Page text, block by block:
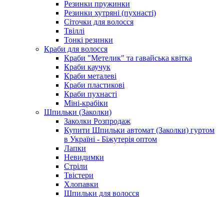
Резинки пружинки
Резинки хутряні (пухнасті)
Сіточки для волосся
Твіллі
Тонкі резинки
Краби для волосся
Краби "Метелик" та гавайська квітка
Краби каучук
Краби металеві
Краби пластикові
Краби пухнасті
Міні-крабіки
Шпильки (Заколки)
Заколки Розпродаж
Купити Шпильки автомат (Заколки) гуртом
в Україні - Біжутерія оптом
Лапки
Невидимки
Стріли
Твістери
Хлопавки
Шпильки для волосся